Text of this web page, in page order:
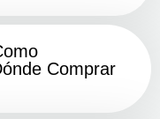
Comprar